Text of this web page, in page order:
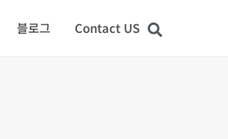
블로그 Contact US